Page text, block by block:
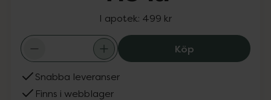
I apotek: 499 kr
KöpLenoites
Snabba leveranser
Finns i webblager